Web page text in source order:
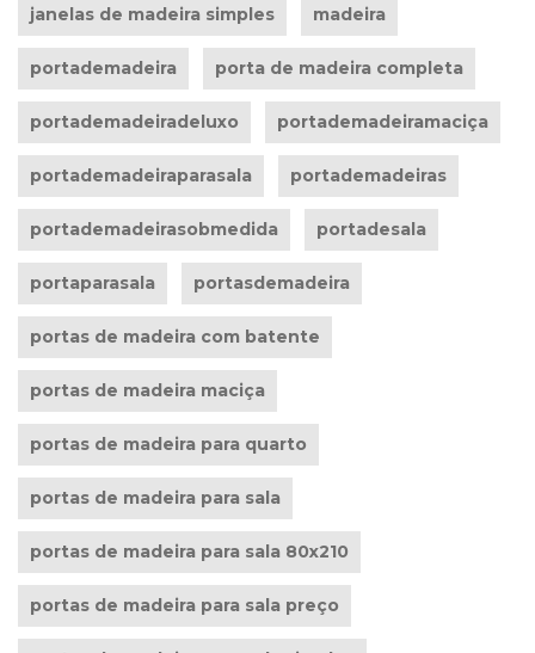
janelas de madeira simples madeira
portademadeira porta de madeira completa
portademadeiradeluxo portademadeiramaciça
portademadeiraparasala portademadeiras
portademadeirasobmedida portadesala
portaparasala portasdemadeira
portas de madeira com batente
portas de madeira maciça
portas de madeira para quarto
portas de madeira para sala
portas de madeira para sala 80x210
portas de madeira para sala preço